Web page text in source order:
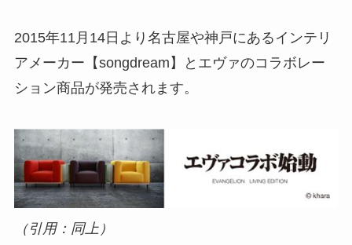
2015年11月14日より名古屋や神戸にあるインテリ
アメーカー【songdream】とエヴァのコラボレー
ション商品が発売されます。
（引用：同上）